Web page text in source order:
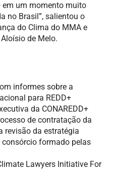
em um momento muito
no Brasil”, salientou o
do Clima do MMA e
Aloísio de Melo.
informes sobre a
para REDD+
da CONAREDD+
de contratação da
revisão da estratégia
formado pelas
Lawyers Initiative For